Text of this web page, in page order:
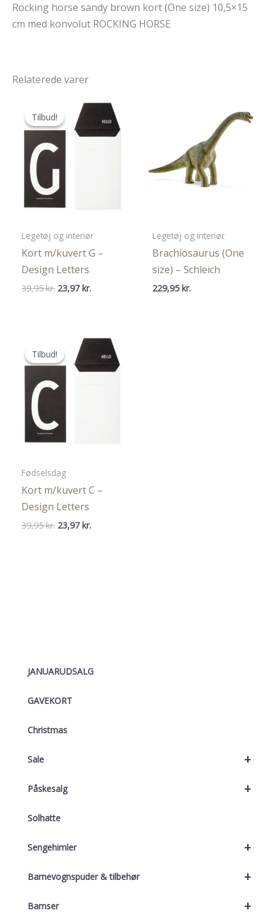
JANUARUDSALG
GAVEKORT
Christmas
+
Sale
+
Påskesalg
Solhatte
+
Sengehimler
+
Barnevognspuder & tilbehør
+
Bamser
Rocking horse sandy brown kort (One size) 10,5×15
cm med konvolut ROCKING HORSE
Relaterede varer
Tilbud!
Tilbud!
Legetøj og interiør
Kort m/kuvert G –
Design Letters
39,95kr. Den
23,97kr.Den
Legetøj og interiør
Brachiosaurus (One
size) – Schleich
229,95kr.
Tilbud!
Tilbud!
Fødselsdag
Kort m/kuvert C –
Design Letters
39,95kr. Den
23,97kr.Den